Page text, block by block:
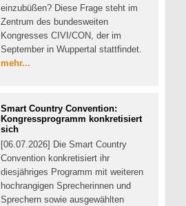
einzubüßen? Diese Frage steht im
Zentrum des bundesweiten
Kongresses CIVI/CON, der im
September in Wuppertal stattfindet.
mehr...
Smart Country Convention:
Kongressprogramm konkretisiert
sich
[06.07.2026] Die Smart Country
Convention konkretisiert ihr
diesjähriges Programm mit weiteren
hochrangigen Sprecherinnen und
Sprechern sowie ausgewählten